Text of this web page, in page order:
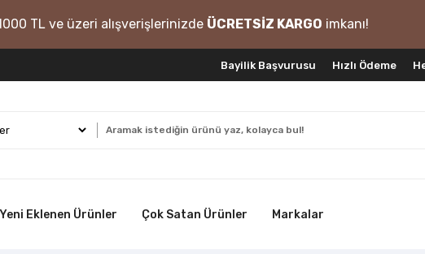
TL ve üzeri alışverişlerinizde ÜCRETSİZ KARGO imkanı!
Bayilik Başvurusu Hızlı Ödeme
Yeni Eklenen Ürünler Çok Satan Ürünler Markalar